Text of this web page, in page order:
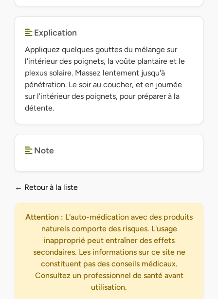
Explication
Appliquez quelques gouttes du mélange sur
l'intérieur des poignets, la voûte plantaire et le
plexus solaire. Massez lentement jusqu'à
pénétration. Le soir au coucher, et en journée
sur l'intérieur des poignets, pour préparer à la
détente.
Note
← Retour à la liste
Attention : L'auto-médication avec des produits
naturels comporte des risques. L'usage
inapproprié peut entraîner des effets
secondaires. Les informations sur ce site ne
constituent pas des conseils médicaux.
Consultez un professionnel de santé avant
utilisation.